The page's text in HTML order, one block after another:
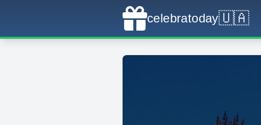
celebratoday🇺🇦